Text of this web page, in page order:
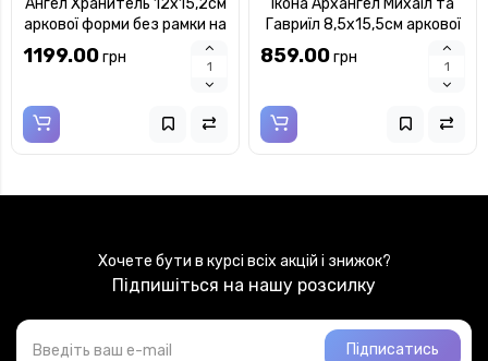
Ангел Хранитель 12х15,2см
аркової форми без рамки на
1199.00грн
Ікона Архангел Михаїл та
Гавриїл 8,5х15,5см аркової
форми на пластиковому
кіоті
859.00грн
Хочете бути в курсі всіх акцій і знижок?
Підпишіться на нашу розсилку
Підписатись